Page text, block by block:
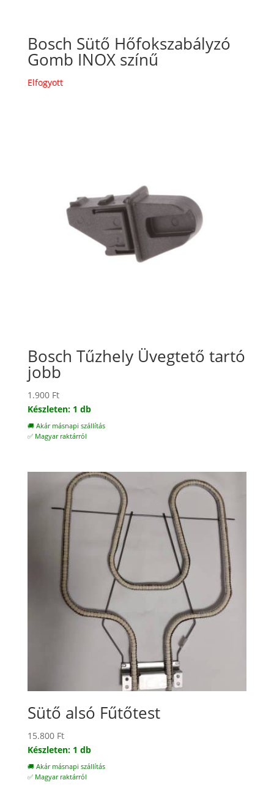
Bosch Sütő Hőfokszabályzó
Gomb INOX színű
Elfogyott
Bosch Tűzhely Üvegtető tartó
jobb
1.900 Ft
Készleten: 1 db
🚚 Akár másnapi szállítás
✅ Magyar raktárról
Sütő alsó Fűtőtest
15.800 Ft
Készleten: 1 db
🚚 Akár másnapi szállítás
✅ Magyar raktárról